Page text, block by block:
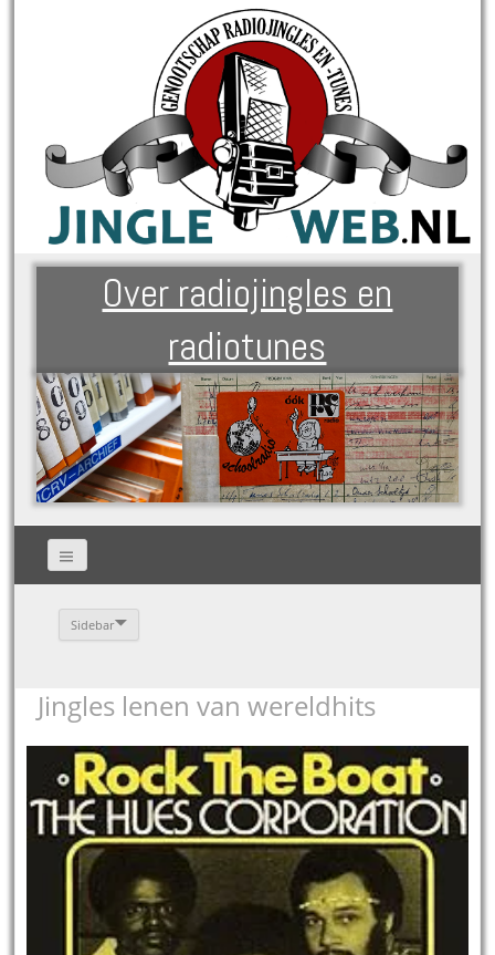
Over radiojingles en
radiotunes
Sidebar
Jingles lenen van wereldhits